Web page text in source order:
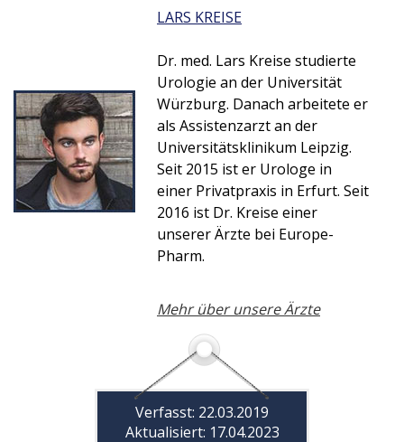
LARS KREISE
Dr. med. Lars Kreise studierte
Urologie an der Universität
Würzburg. Danach arbeitete er
als Assistenzarzt an der
Universitätsklinikum Leipzig.
Seit 2015 ist er Urologe in
einer Privatpraxis in Erfurt. Seit
2016 ist Dr. Kreise einer
unserer Ärzte bei Europe-
Pharm.
Mehr über unsere Ärzte
Verfasst: 22.03.2019
Aktualisiert: 17.04.2023